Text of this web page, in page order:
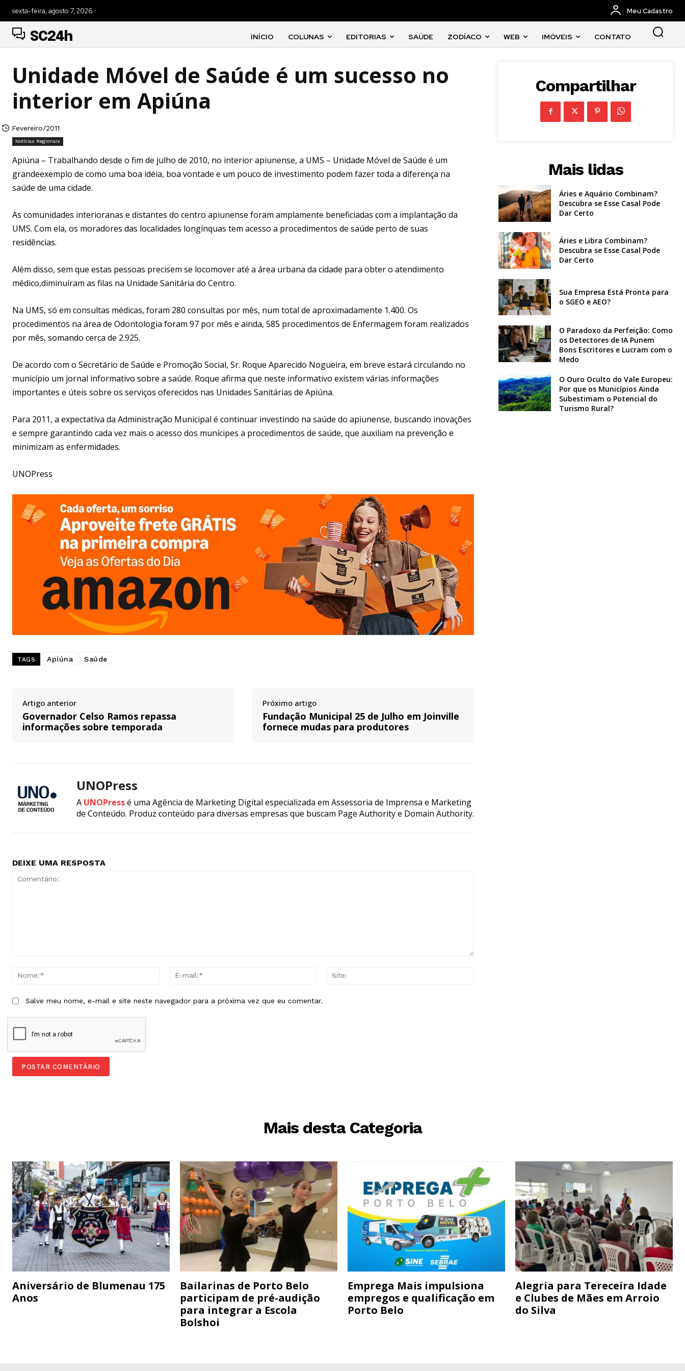
sexta-feira, agosto 7, 2026 Meu Cadastro
SC24h INÍCIO COLUNAS EDITORIAS SAÚDE ZODÍACO WEB IMÓVEIS CONTATO
Unidade Móvel de Saúde é um sucesso no
interior em Apiúna
Fevereiro/2011
Notícias Regionais
Apiúna – Trabalhando desde o fim de julho de 2010, no interior apiunense, a UMS – Unidade Móvel de Saúde é um
grandeexemplo de como uma boa idéia, boa vontade e um pouco de investimento podem fazer toda a diferença na
saúde de uma cidade.
As comunidades interioranas e distantes do centro apiunense foram amplamente beneficiadas com a implantação da
UMS. Com ela, os moradores das localidades longínquas tem acesso a procedimentos de saúde perto de suas
residências.
Além disso, sem que estas pessoas precisem se locomover até a área urbana da cidade para obter o atendimento
médico,diminuíram as filas na Unidade Sanitária do Centro.
Na UMS, só em consultas médicas, foram 280 consultas por mês, num total de aproximadamente 1.400. Os
procedimentos na área de Odontologia foram 97 por mês e ainda, 585 procedimentos de Enfermagem foram realizados
por mês, somando cerca de 2.925.
De acordo com o Secretário de Saúde e Promoção Social, Sr. Roque Aparecido Nogueira, em breve estará circulando no
município um jornal informativo sobre a saúde. Roque afirma que neste informativo existem várias informações
importantes e úteis sobre os serviços oferecidos nas Unidades Sanitárias de Apiúna.
Para 2011, a expectativa da Administração Municipal é continuar investindo na saúde do apiunense, buscando inovações
e sempre garantindo cada vez mais o acesso dos munícipes a procedimentos de saúde, que auxiliam na prevenção e
minimizam as enfermidades.
UNOPress
TAGS Apiúna Saúde
Artigo anterior
Governador Celso Ramos repassa
informações sobre temporada
Próximo artigo
Fundação Municipal 25 de Julho em Joinville
fornece mudas para produtores
UNOPress
A UNOPressé uma Agência de Marketing Digital especializada em Assessoria de Imprensa e Marketing
de Conteúdo. Produz conteúdo para diversas empresas que buscam Page Authority e Domain Authority.
DEIXE UMA RESPOSTA
Nome:*
Salve meu nome, e-mail e site neste navegador para a próxima vez que eu comentar.
Compartilhar
Mais lidas
Áries e Aquário Combinam?
Descubra se Esse Casal Pode
Dar Certo
Áries e Libra Combinam?
Descubra se Esse Casal Pode
Dar Certo
Sua Empresa Está Pronta para
o SGEO e AEO?
O Paradoxo da Perfeição: Como
os Detectores de IA Punem
Bons Escritores e Lucram com o
Medo
O Ouro Oculto do Vale Europeu:
Por que os Municípios Ainda
Subestimam o Potencial do
Turismo Rural?
Mais desta Categoria
Aniversário de Blumenau 175
Anos
Bailarinas de Porto Belo
participam de pré-audição
para integrar a Escola
Bolshoi
Emprega Mais impulsiona
empregos e qualificação em
Porto Belo
Alegria para Tereceira Idade
e Clubes de Mães em Arroio
do Silva